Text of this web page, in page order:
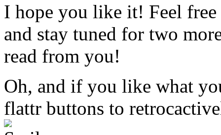
I hope you like it! Feel free
and stay tuned for two
read from you!
Oh, and if you like what
flattr buttons to